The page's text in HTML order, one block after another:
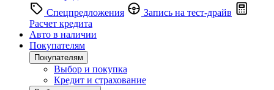
Спецпредложения
Запись на тест-драйв
Расчет кредита
Авто в наличии
Покупателям
Покупателям
Выбор и покупка
Кредит и страхование